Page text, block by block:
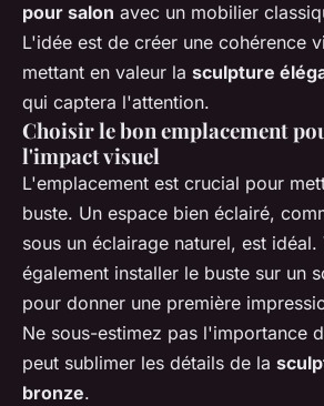
pour salon avec un mobilier
L'idée est de créer une cohérence
mettant en valeur la sculpture
qui captera l'attention.
Choisir le bon emplacement
l'impact visuel
L'emplacement est crucial pour
buste. Un espace bien éclairé,
sous un éclairage naturel, est idéal.
également installer le buste sur un
pour donner une première
Ne sous-estimez pas l'importance
peut sublimer les détails de la
bronze.